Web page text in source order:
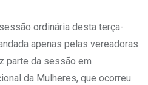
ordinária desta terça-
apenas pelas vereadoras
parte da sessão em
da Mulheres, que ocorreu